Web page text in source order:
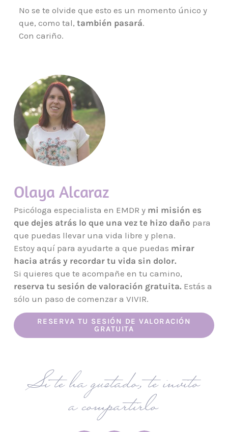
No se te olvide que esto es un momento único y
que, como tal, también pasará.
Con cariño.
Olaya Alcaraz
Psicóloga especialista en EMDR y mi misión es
que dejes atrás lo que una vez te hizo daño para
que puedas llevar una vida libre y plena.
Estoy aquí para ayudarte a que puedas mirar
hacia atrás y recordar tu vida sin dolor.
Si quieres que te acompañe en tu camino,
reserva tu sesión de valoración gratuita. Estás a
sólo un paso de comenzar a VIVIR.
RESERVA TU SESIÓN DE VALORACIÓN
GRATUITA
Si te ha gustado, te invito
a compartirlo